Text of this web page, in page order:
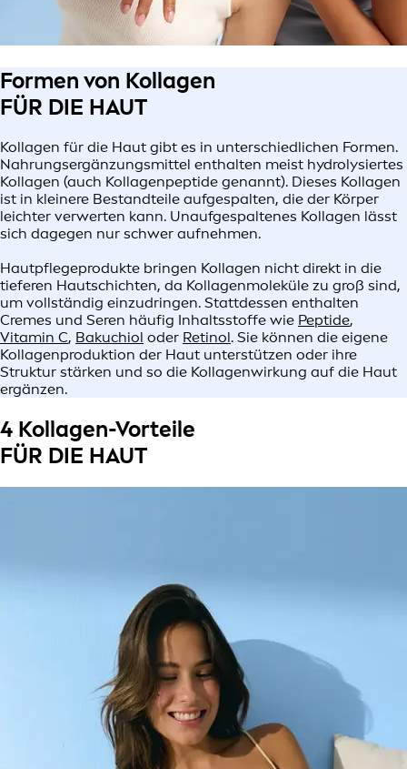
Formen von Kollagen
FÜR DIE HAUT
Kollagen für die Haut gibt es in unterschiedlichen Formen.
Nahrungsergänzungsmittel enthalten meist hydrolysiertes
Kollagen (auch Kollagenpeptide genannt). Dieses Kollagen
ist in kleinere Bestandteile aufgespalten, die der Körper
leichter verwerten kann. Unaufgespaltenes Kollagen lässt
sich dagegen nur schwer aufnehmen.
Hautpflegeprodukte bringen Kollagen nicht direkt in die
tieferen Hautschichten, da Kollagenmoleküle zu groß sind,
um vollständig einzudringen. Stattdessen enthalten
Cremes und Seren häufig Inhaltsstoffe wie Peptide,
Vitamin C, Bakuchiol oder Retinol. Sie können die eigene
Kollagenproduktion der Haut unterstützen oder ihre
Struktur stärken und so die Kollagenwirkung auf die Haut
ergänzen.
4 Kollagen-Vorteile
FÜR DIE HAUT